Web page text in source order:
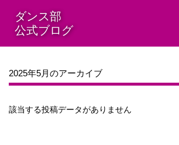
ダンス部
公式ブログ
2025年5月のアーカイブ
該当する投稿データがありません
2014年08月
2014年04月
2014年03月
2013年12月